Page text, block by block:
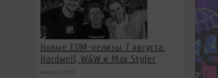
Новые EDM-релизы 7 августа:
Hardwell, W&W и Max Styler
вчера в 13:08